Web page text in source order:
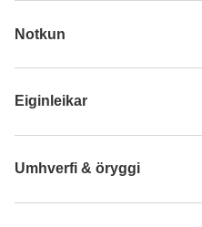
Notkun
Eiginleikar
Umhverfi & öryggi